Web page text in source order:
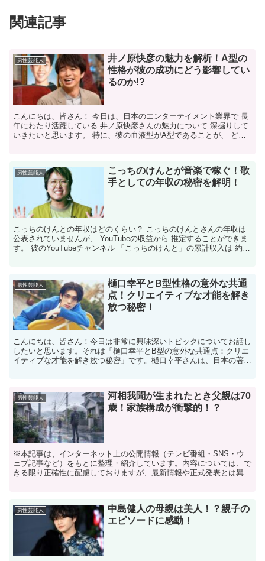
関連記事
男性芸能人
井ノ原快彦の魅力を解析！A型の
性格が彼の成功にどう影響してい
るのか!?
こんにちは、皆さん！ 今日は、日本のエンターテイメント業界で 長
年にわたり活躍している 井ノ原快彦さんの魅力について 深掘りして
いきたいと思います。 特に、彼の血液型がA型であることが、 どの
男性芸能人
こっちのけんとが音楽で稼ぐ！歌
手としての年収の秘密を解明！
こっちのけんとの年収はどのくらい？ こっちのけんとさんの年収は
公表されていませんが、 YouTubeの収益から 推定することができま
す。 彼のYouTubeチャンネル 「こっちのけんと」の累計収入は 約
男性芸能人
樋口幸平とB型性格の意外な共通
点！クリエイティブな才能を解き
放つ秘密！
こんにちは、皆さん！今日は非常に興味深いトピックについてお話し
したいと思います。それは「樋口幸平とB型の意外な共通点：クリエ
イティブな才能を解き放つ秘密」です。樋口幸平さんは、日本の著名
男性芸能人
河相我聞が生まれたとき父親は70
歳！家族構成が衝撃的！？
※本記事は、インターネット上の公開情報（テレビ番組・SNS・ウ
ェブ記事など）をもとに整理・紹介しています。内容については、で
きる限り正確性に配慮しておりますが、最新情報や正式発表とは異な
男性芸能人
中島健人の母親は美人！？親子の
エピソードに感動！